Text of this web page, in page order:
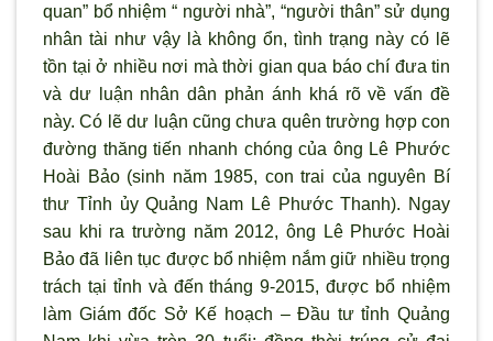
quan” bổ nhiệm “ người nhà”, “người thân” sử dụng
nhân tài như vậy là không ổn, tình trạng này có lẽ
tồn tại ở nhiều nơi mà thời gian qua báo chí đưa tin
và dư luận nhân dân phản ánh khá rõ về vấn đề
này. Có lẽ dư luận cũng chưa quên trường hợp con
đường thăng tiến nhanh chóng của ông Lê Phước
Hoài Bảo (sinh năm 1985, con trai của nguyên Bí
thư Tỉnh ủy Quảng Nam Lê Phước Thanh). Ngay
sau khi ra trường năm 2012, ông Lê Phước Hoài
Bảo đã liên tục được bổ nhiệm nắm giữ nhiều trọng
trách tại tỉnh và đến tháng 9-2015, được bổ nhiệm
làm Giám đốc Sở Kế hoạch – Đầu tư tỉnh Quảng